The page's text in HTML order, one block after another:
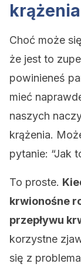
krążenia
Choć może
że jest to
powinieneś
mieć
naszych
krążenia.
pytanie: “Jak
To proste.
krwionośne
przepływu
korzystne
się z